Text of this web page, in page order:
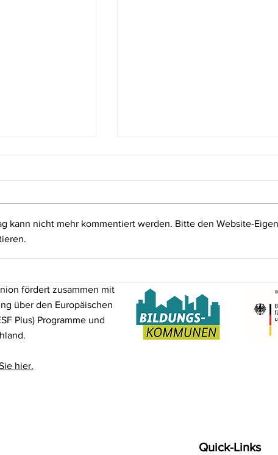
Die
einen
Lernen
Gemeinsam durch den
Elternabende im Landkreis
Roth bringen wichtige
Erkenntnisse
kann nicht mehr kommentiert werden. Bitte den Website-
fördert zusammen mit
über den Europäischen
Plus) Programme und
hier.
Quick-Links